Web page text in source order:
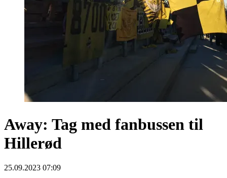
Away: Tag med fanbussen til
Hillerød
25.09.2023 07:09